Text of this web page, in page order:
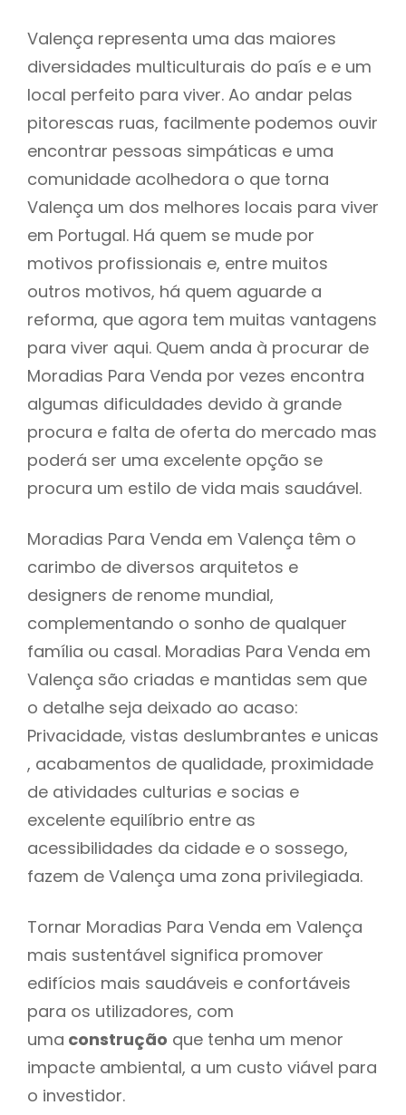
Valença representa uma das maiores
diversidades multiculturais do país e e um
local perfeito para viver. Ao andar pelas
pitorescas ruas, facilmente podemos ouvir
encontrar pessoas simpáticas e uma
comunidade acolhedora o que torna
Valença um dos melhores locais para viver
em Portugal. Há quem se mude por
motivos profissionais e, entre muitos
outros motivos, há quem aguarde a
reforma, que agora tem muitas vantagens
para viver aqui. Quem anda à procurar de
Moradias Para Venda por vezes encontra
algumas dificuldades devido à grande
procura e falta de oferta do mercado mas
poderá ser uma excelente opção se
procura um estilo de vida mais saudável.
Moradias Para Venda em Valença têm o
carimbo de diversos arquitetos e
designers de renome mundial,
complementando o sonho de qualquer
família ou casal. Moradias Para Venda em
Valença são criadas e mantidas sem que
o detalhe seja deixado ao acaso:
Privacidade, vistas deslumbrantes e unicas
, acabamentos de qualidade, proximidade
de atividades culturias e socias e
excelente equilíbrio entre as
acessibilidades da cidade e o sossego,
fazem de Valença uma zona privilegiada.
Tornar Moradias Para Venda em Valença
mais sustentável significa promover
edifícios mais saudáveis e confortáveis
para os utilizadores, com
uma construção que tenha um menor
impacte ambiental, a um custo viável para
o investidor.